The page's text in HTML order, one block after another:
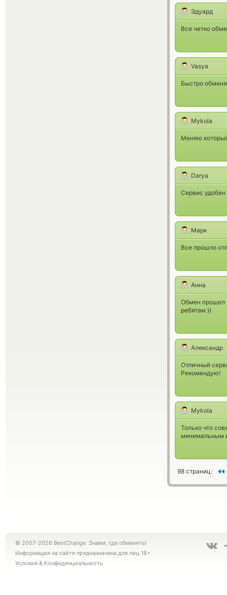
Эдуард
Все четко
Vasya
Быстро
Mykola
Меняю
Darya
Сервис
Марк
Все прошло
Анна
Обмен прошел
ребятам ))
Александр
Отличный
Рекомендую!
Mykola
Только что
минимальным
98 страниц:
© 2007-2026 BestChange. Знаем, где обменять!
Информация на сайте предназначена для лиц 18+
Условия & Конфиденциальность